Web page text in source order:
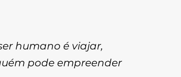
humano é viajar,
pode empreender